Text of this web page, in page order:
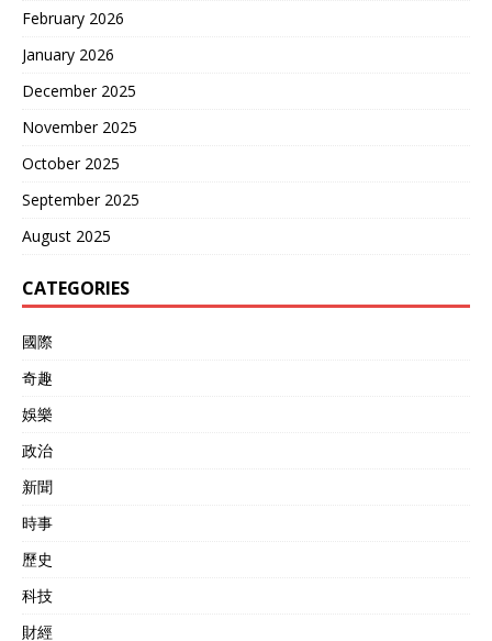
February 2026
January 2026
December 2025
November 2025
October 2025
September 2025
August 2025
CATEGORIES
國際
奇趣
娛樂
政治
新聞
時事
歷史
科技
財經